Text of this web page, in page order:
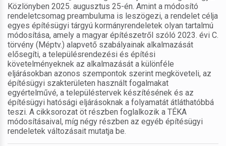
Közlönyben 2025. augusztus 25-én. Amint a módosító
rendeletcsomag preambuluma is leszögezi, a rendelet célja
egyes építésügyi tárgyú kormányrendeletek olyan tartalmú
módosítása, amely a magyar építészetről szóló 2023. évi C.
törvény (Méptv.) alapvető szabályainak alkalmazását
elősegíti, a településrendezési és építési
követelményeknek az alkalmazását a különféle
eljárásokban azonos szempontok szerint megköveteli, az
építésügyi szakterületen használt fogalmakat
egyértelművé, a településtervek készítésének és az
építésügyi hatósági eljárásoknak a folyamatát átláthatóbbá
teszi. A cikksorozat öt részben foglalkozik a TÉKA
módosításaival, míg négy részben az egyéb építésügyi
rendeletek változásait mutatja be.